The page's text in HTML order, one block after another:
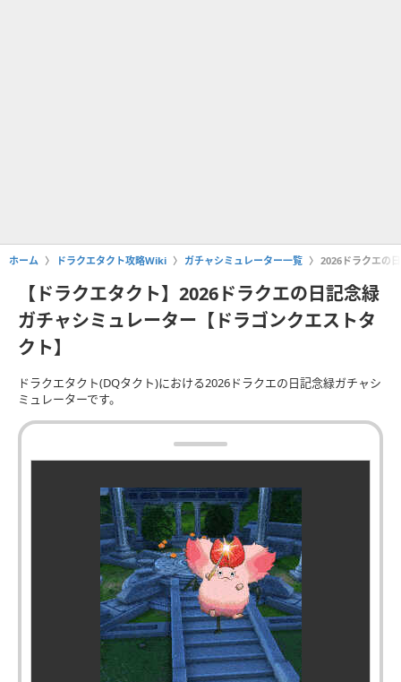
ホーム ドラクエタクト攻略Wiki ガチャシミュレーター一覧 2026ドラクエの
【ドラクエタクト】2026ドラクエの日記念緑
ガチャシミュレーター【ドラゴンクエストタ
クト】
ドラクエタクト(DQタクト)における2026ドラクエの日記念緑ガチャシ
ミュレーターです。